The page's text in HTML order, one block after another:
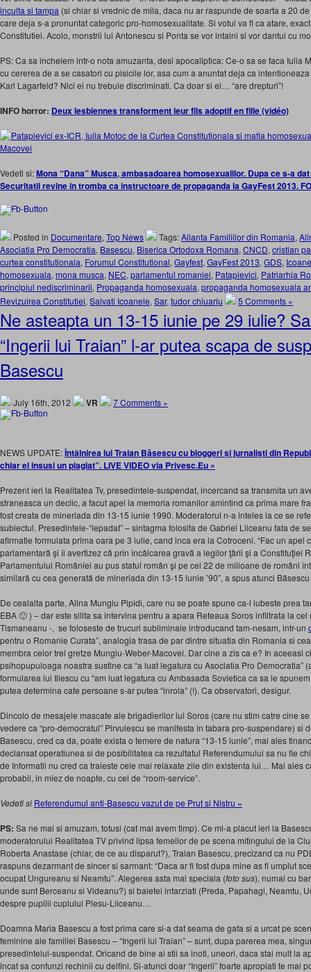
inculta si tampa (si chiar si vrednic de mila, daca nu ar raspunde de soarta a 20
care deja s-a pronuntat categoric pro-homosexualitate. Si votul va fi ca atare,
Constitutiei. Acolo, monstrii lui Antonescu si Ponta se vor intalni si vor dantui cu
PS: Ca sa incheiem intr-o nota amuzanta, desi apocaliptica: Ce-o sa se faca Iulia
cu cererea de a se casatori cu pisicile lor, asa cum a anuntat deja ca
Karl Lagarfeld? Nici ei nu trebuie discriminati. Ca doar si ei… “are drepturi”!
INFO horror: Deux lesbiennes transforment leur fils adoptif en fille (vidéo)
Vedeti si:Mona “Dana” Musca, ambasadoarea homosexualilor. Dupa ce s-a
Securitatii revine in tromba ca instructoare de propaganda la GayFest 2013.
Posted in Documentare, Top News Tags:Alianta Familiilor din Romania,
Asociatia Pro Democratia, Basescu, Biserica Ortodoxa Romana, CNCD, cristian
curtea constitutionala, Forumul Constitutional, Gayfest, GayFest 2013, GDS,
homosexuala, mona musca, NEC, parlamentul romaniei, Patapievici, Patriarhia
principiul nediscriminarii, Propaganda homosexuala, propaganda homosexuala
Revizuirea Constitutiei, Salvati Icoanele, Sar, tudor chiuariu 5 Comments »
Ne asteapta un 13-15 iunie pe 29 iulie?
“Ingerii lui Traian” l-ar putea scapa de
Basescu
July 16th, 2012 VR 7 Comments »
NEWS UPDATE:Întâlnirea lui Traian Băsescu cu bloggeri și jurnaliști din
chiar el insusi un plagiat”. LIVE VIDEO via Privesc.Eu »
Prezent ieri la Realitatea Tv, presedintele-suspendat, incercand sa transmita un
straneasca un declic, a facut apel la memoria romanilor amintind ca prima mare
fost creata de mineriada din 13-15 iunie 1990. Moderatorul n-a inteles la ce se
subiectul. Presedintele-“lepadat” – sintagma folosita de Gabriel Liiceanu fata de
afirmatie formulata prima oara pe 3 iulie, cand inca era la Cotroceni. “Fac un apel
parlamentară şi îi avertizez că prin încălcarea gravă a legilor ţării şi a Constituţiei
Parlamentului României au pus statul român şi pe cei 22 de milioane de români
similară cu cea generată de mineriada din 13-15 iunie ’90”, a spus atunci
De cealalta parte, Alina Mungiu Pipidi, care nu se poate spune ca-l iubeste prea
EBA 🙂 ) – dar este silita sa intervina pentru a apara Reteaua Soros infiltrata la
Tismaneanu -, se foloseste de trucuri subliminale introducand tam-nesam, intr-un
pentru o Romanie Curata”, analogia trasa de par dintre situatia din Romania si
membra celor trei gretze Mungiu-Weber-Macovei. Dar cine a zis ca e? In aceeasi
psihopupuloaga noastra sustine ca “a luat legatura cu Asociatia Pro Democratia”
formularea lui Iliescu cu “am luat legatura cu Ambasada Sovietica ca sa le
putea determina cate persoane s-ar putea “inrola” (!). Ca observatori, desigur.
Dincolo de mesajele mascate ale brigadierilor lui Soros (care nu stim catre cine
vedere ca “pro-democratul” Pirvulescu se manifesta in tabara pro-suspendare) si
Basescu, cred ca da, poate exista o temere de natura “13-15 iunie”, mai ales
declansat operatiunea si de posibilitatea ca rezultatul Referendumului sa nu fie
de Informatii nu cred ca traieste cele mai relaxate zile din existenta lui… Mai ales
probabil, in miez de noapte, cu cel de “room-service”.
Vedeti si Referendumul anti-Basescu vazut de pe Prut si Nistru »
PS: Sa ne mai si amuzam, totusi (cat mai avem timp). Ce mi-a placut ieri la
moderatorului Realitatea TV privind lipsa femeilor de pe scena mitingului de la
Roberta Anastase (chiar, de ce au disparut?), Traian Basescu, precizand ca nu
raspuns dezarmant de sincer si sarmant: “Daca ar fi fost dupa mine as fi umplut
ocupat Ungureanu si Neamtu”. Alegerea asta mai speciala (foto sus), numai cu
unde sunt Berceanu si Videanu?) si baietei intarziati (Preda, Papahagi, Neamtu,
despre pupilii cuplului Plesu-Liiceanu…
Doamna Maria Basescu a fost prima care si-a dat seama de gafa si a urcat pe
feminine ale familiei Basescu – “Ingerii lui Traian” – sunt, dupa parerea mea,
presedintelui-suspendat. Oricand de bine ai stii sa inoti, uneori, daca stai mult la
incat sa confunzi rechinii cu delfini. Si-atunci doar “Ingerii” foarte apropiati te mai